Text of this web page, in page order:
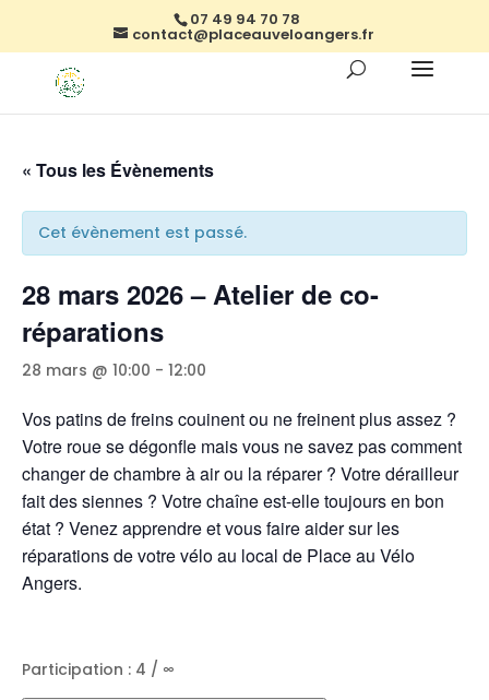
07 49 94 70 78
contact@placeauveloangers.fr
« Tous les Évènements
Cet évènement est passé.
28 mars 2026 – Atelier de co-
réparations
28 mars @ 10:00 - 12:00
Vos patins de freins couinent ou ne freinent plus assez ?
Votre roue se dégonfle mais vous ne savez pas comment
changer de chambre à air ou la réparer ? Votre dérailleur
fait des siennes ? Votre chaîne est-elle toujours en bon
état ? Venez apprendre et vous faire aider sur les
réparations de votre vélo au local de Place au Vélo
Angers.
Participation : 4 / ∞